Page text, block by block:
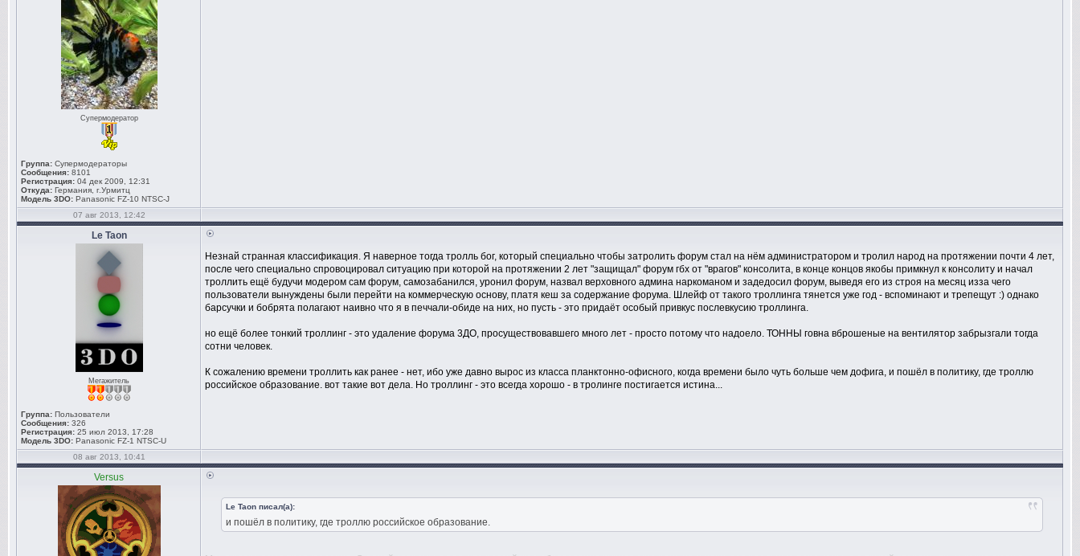
Супермодератор
Группа: Супермодераторы
Сообщения: 8101
Регистрация: 04 дек 2009, 12:31
Откуда: Германия, г.Урмитц
Модель 3DO: Panasonic FZ-10 NTSC-J
07 авг 2013, 12:42
Le Taon
Мегажитель
Группа: Пользователи
Сообщения: 326
Регистрация: 25 июл 2013, 17:28
Модель 3DO: Panasonic FZ-1 NTSC-U
Незнай странная классификация. Я наверное тогда тролль бог, который специально чтобы затролить форум стал на нём администратором и тролил народ на протяжении почти 4 лет,
после чего специально спровоцировал ситуацию при которой на протяжении 2 лет "защищал" форум гбх от "врагов" консолита, в конце концов якобы примкнул к консолиту и начал
троллить ещё будучи модером сам форум, самозабанился, уронил форум, назвал верховного админа наркоманом и задедосил форум, выведя его из строя на месяц изза чего
пользователи вынуждены были перейти на коммерческую основу, платя кеш за содержание форума. Шлейф от такого троллинга тянется уже год - вспоминают и трепещут :) однако
барсучки и бобрята полагают наивно что я в печчали-обиде на них, но пусть - это придаёт особый привкус послевкусию троллинга.
но ещё более тонкий троллинг - это удаление форума 3ДО, просуществовавшего много лет - просто потому что надоело. ТОННЫ говна вброшеные на вентилятор забрызгали тогда
сотни человек.
К сожалению времени троллить как ранее - нет, ибо уже давно вырос из класса планктонно-офисного, когда времени было чуть больше чем дофига, и пошёл в политику, где троллю
российское образование. вот такие вот дела. Но троллинг - это всегда хорошо - в тролинге постигается истина...
08 авг 2013, 10:41
Versus
Le Taon писал(а):
и пошёл в политику, где троллю российское образование.